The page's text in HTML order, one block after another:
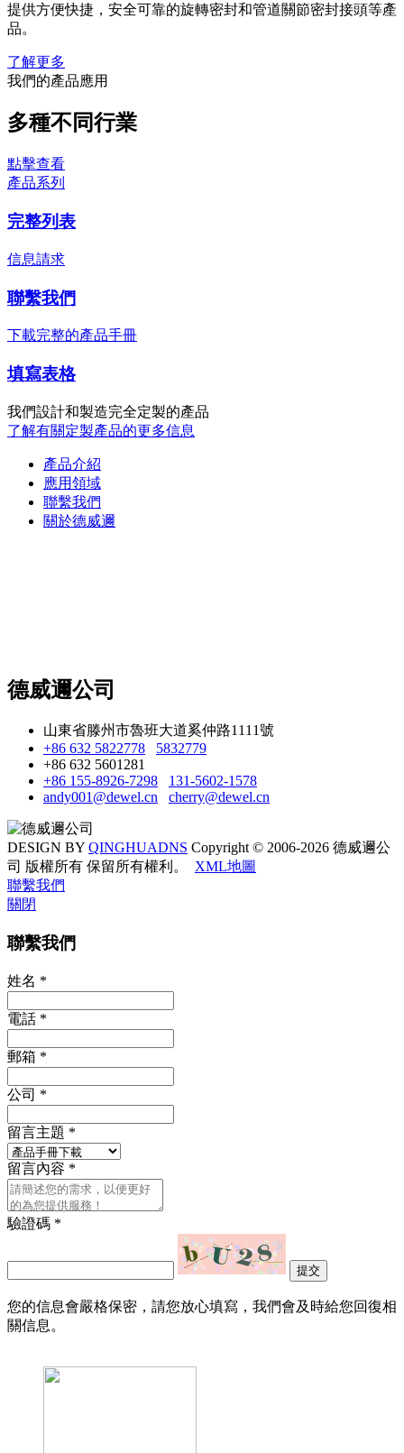
提供方便快捷，安全可靠的旋轉密封和管道關節密封接頭等產
品。
了解更多
我們的產品應用
多種不同行業
點擊查看
產品系列
完整列表
信息請求
聯繫我們
下載完整的產品手冊
填寫表格
我們設計和製造完全定製的產品
了解有關定製產品的更多信息
產品介紹
應用領域
聯繫我們
關於德威邇
德威邇公司
山東省滕州市魯班大道奚仲路1111號
+86 632 5822778
5832779
+86 632 5601281
+86 155-8926-7298
131-5602-1578
andy001@dewel.cn
cherry@dewel.cn
DESIGN BY QINGHUADNS Copyright © 2006-2026 德威邇公
司 版權所有 保留所有權利。
XML地圖
聯繫我們
關閉
聯繫我們
姓名 *
電話 *
郵箱 *
公司 *
留言主題 *
留言內容 *
驗證碼 *
提交
您的信息會嚴格保密，請您放心填寫，我們會及時給您回復相
關信息。